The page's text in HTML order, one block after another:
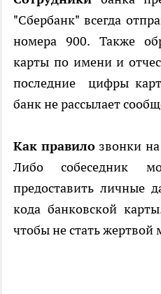
"Сбербанк" всегда
номера 900. Также
карты по имени и
последние цифры
банк не рассылает
Как правило звонки
Либо собеседник
предоставить личные
кода банковской
чтобы не стать